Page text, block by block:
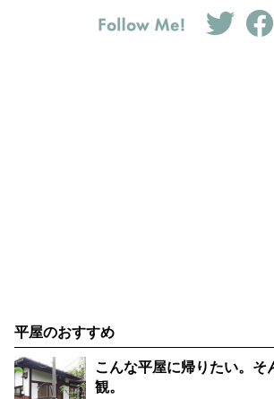
平屋のおすすめ
こんな平屋に帰りたい。そ
観。